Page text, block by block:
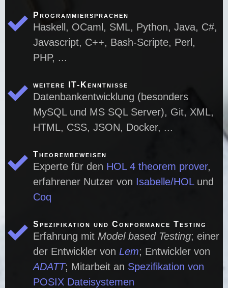
Programmiersprachen
Haskell, OCaml, SML, Python, Java, C#,
Javascript, C++, Bash-Scripte, Perl,
PHP, ...
weitere IT-Kenntnisse
Datenbankentwicklung (besonders
MySQL und MS SQL Server), Git, XML,
HTML, CSS, JSON, Docker, ...
Theorembeweisen
Experte für den HOL 4 theorem prover,
erfahrener Nutzer von Isabelle/HOLund
Coq
Spezifikation und Conformance Testing
Erfahrung mit Model based Testing; einer
der Entwickler vonLem; Entwickler von
ADATT; Mitarbeit an Spezifikation von
POSIX Dateisystemen